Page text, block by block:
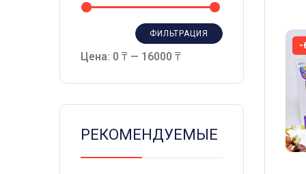
ФИЛЬТРАЦИЯ
Цена: 0 ₸ — 16000 ₸
РЕКОМЕНДУЕМЫЕ
-